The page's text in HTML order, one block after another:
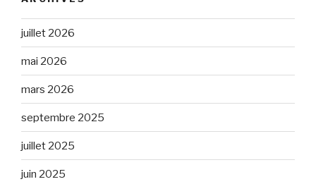
juillet 2026
mai 2026
mars 2026
septembre 2025
juillet 2025
juin 2025